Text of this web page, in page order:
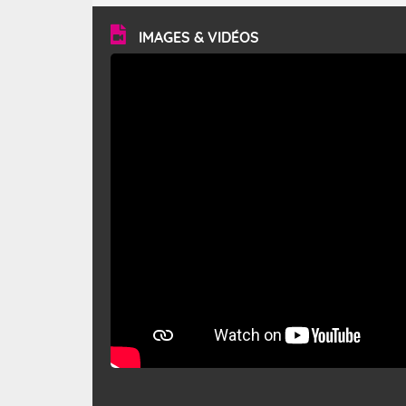
vitesse moyenne de 50 km/h et atteindre 80 à 100 km/h
en rafales, parfois davantage. Il parcourt la basse vallée
du Rhône et la Provence et envahit le littoral
méditerranéen à partir de la Camargue.
IMAGES & VIDÉOS